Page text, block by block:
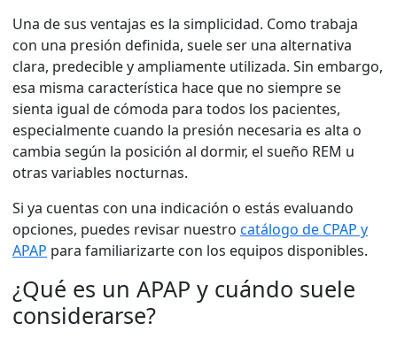
Una de sus ventajas es la simplicidad. Como trabaja
con una presión definida, suele ser una alternativa
clara, predecible y ampliamente utilizada. Sin embargo,
esa misma característica hace que no siempre se
sienta igual de cómoda para todos los pacientes,
especialmente cuando la presión necesaria es alta o
cambia según la posición al dormir, el sueño REM u
otras variables nocturnas.
Si ya cuentas con una indicación o estás evaluando
opciones, puedes revisar nuestro catálogo de CPAP y
APAP para familiarizarte con los equipos disponibles.
¿Qué es un APAP y cuándo suele
considerarse?